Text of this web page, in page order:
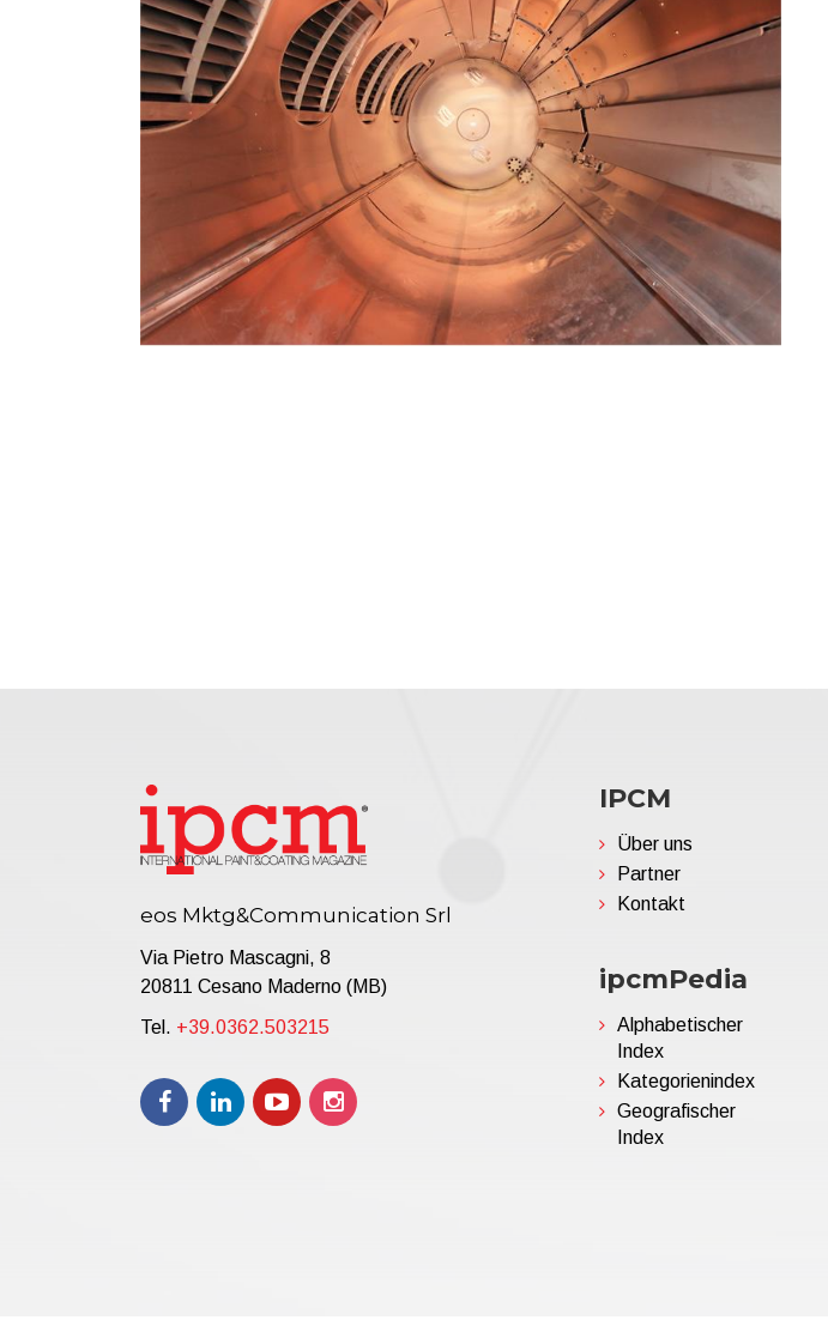
eos Mktg&Communication Srl
Via Pietro Mascagni, 8
20811 Cesano Maderno (MB)
Tel. +39.0362.503215
IPCM
Über uns
Partner
Kontakt
ipcmPedia
Alphabetischer
Index
Kategorienindex
Geografischer
Index